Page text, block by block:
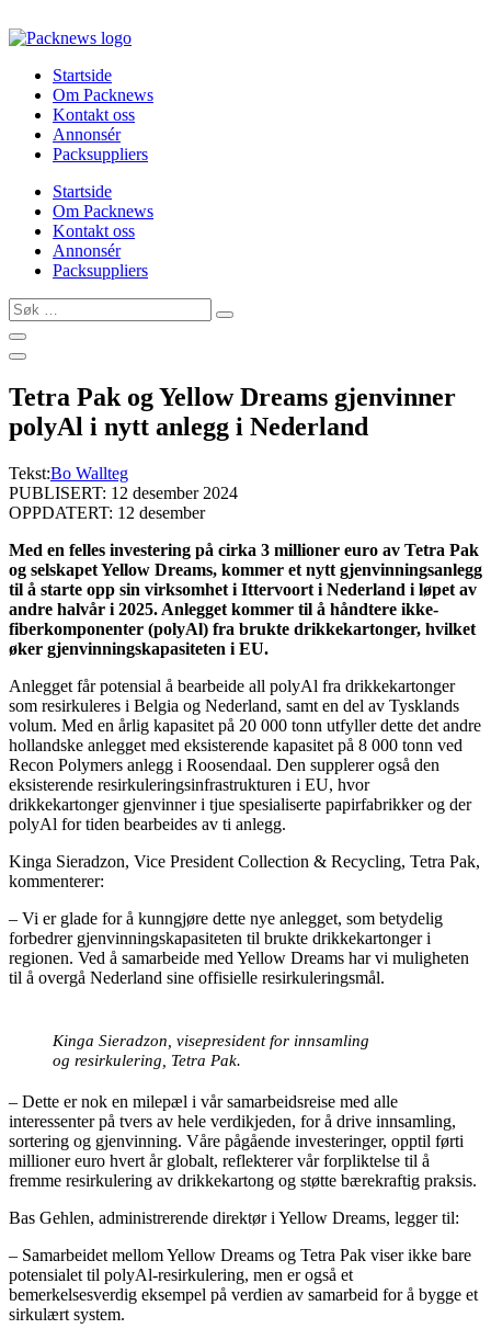
to
Startside
Om Packnews
Kontakt oss
Annonsér
Packsuppliers
Startside
Om Packnews
Kontakt oss
Annonsér
Packsuppliers
Søk
…
Tetra Pak og Yellow Dreams gjenvinner
polyAl i nytt anlegg i Nederland
Tekst:Bo Wallteg
PUBLISERT: 12 desember 2024
OPPDATERT: 12 desember
Med en felles investering på cirka 3 millioner euro av Tetra Pak
og selskapet Yellow Dreams, kommer et nytt gjenvinningsanlegg
til å starte opp sin virksomhet i Ittervoort i Nederland i løpet av
andre halvår i 2025. Anlegget kommer til å håndtere ikke-
fiberkomponenter (polyAl) fra brukte drikkekartonger, hvilket
øker gjenvinningskapasiteten i EU.
Anlegget får potensial å bearbeide all polyAl fra drikkekartonger
som resirkuleres i Belgia og Nederland, samt en del av Tysklands
volum. Med en årlig kapasitet på 20 000 tonn utfyller dette det andre
hollandske anlegget med eksisterende kapasitet på 8 000 tonn ved
Recon Polymers anlegg i Roosendaal. Den supplerer også den
eksisterende resirkuleringsinfrastrukturen i EU, hvor
drikkekartonger gjenvinner i tjue spesialiserte papirfabrikker og der
polyAl for tiden bearbeides av ti anlegg.
Kinga Sieradzon, Vice President Collection & Recycling, Tetra Pak,
kommenterer:
– Vi er glade for å kunngjøre dette nye anlegget, som betydelig
forbedrer gjenvinningskapasiteten til brukte drikkekartonger i
regionen. Ved å samarbeide med Yellow Dreams har vi muligheten
til å overgå Nederland sine offisielle resirkuleringsmål.
Kinga Sieradzon, visepresident for innsamling
og resirkulering, Tetra Pak.
– Dette er nok en milepæl i vår samarbeidsreise med alle
interessenter på tvers av hele verdikjeden, for å drive innsamling,
sortering og gjenvinning. Våre pågående investeringer, opptil førti
millioner euro hvert år globalt, reflekterer vår forpliktelse til å
fremme resirkulering av drikkekartong og støtte bærekraftig praksis.
Bas Gehlen, administrerende direktør i Yellow Dreams, legger til:
– Samarbeidet mellom Yellow Dreams og Tetra Pak viser ikke bare
potensialet til polyAl-resirkulering, men er også et
bemerkelsesverdig eksempel på verdien av samarbeid for å bygge et
sirkulært system.